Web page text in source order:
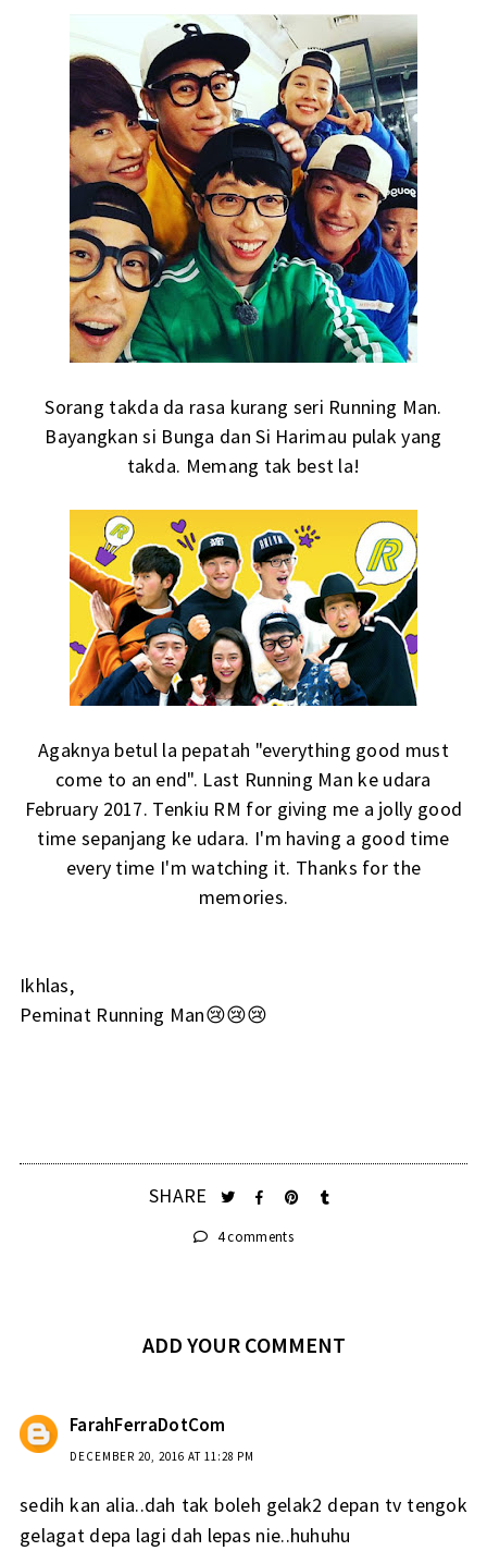
Sorang takda da rasa kurang seri Running Man.
Bayangkan si Bunga dan Si Harimau pulak yang
takda. Memang tak best la!
Agaknya betul la pepatah "everything good must
come to an end". Last Running Man ke udara
February 2017. Tenkiu RM for giving me a jolly good
time sepanjang ke udara. I'm having a good time
every time I'm watching it. Thanks for the
memories.
Ikhlas,
Peminat Running Man😢😢😢
SHARE
4 comments
ADD YOUR COMMENT
FarahFerraDotCom
DECEMBER 20, 2016 AT 11:28 PM
sedih kan alia..dah tak boleh gelak2 depan tv tengok
gelagat depa lagi dah lepas nie..huhuhu